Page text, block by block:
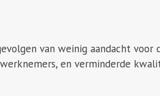
van weinig aandacht voor
en verminderde